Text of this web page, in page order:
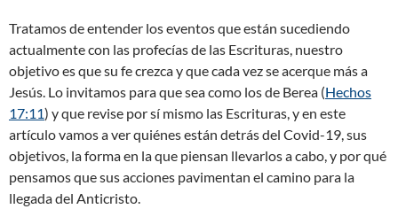
Tratamos de entender los eventos que están sucediendo
actualmente con las profecías de las Escrituras, nuestro
objetivo es que su fe crezca y que cada vez se acerque más a
Jesús. Lo invitamos para que sea como los de Berea (Hechos
17:11) y que revise por sí mismo las Escrituras, y en este
artículo vamos a ver quiénes están detrás del Covid-19, sus
objetivos, la forma en la que piensan llevarlos a cabo, y por qué
pensamos que sus acciones pavimentan el camino para la
llegada del Anticristo.